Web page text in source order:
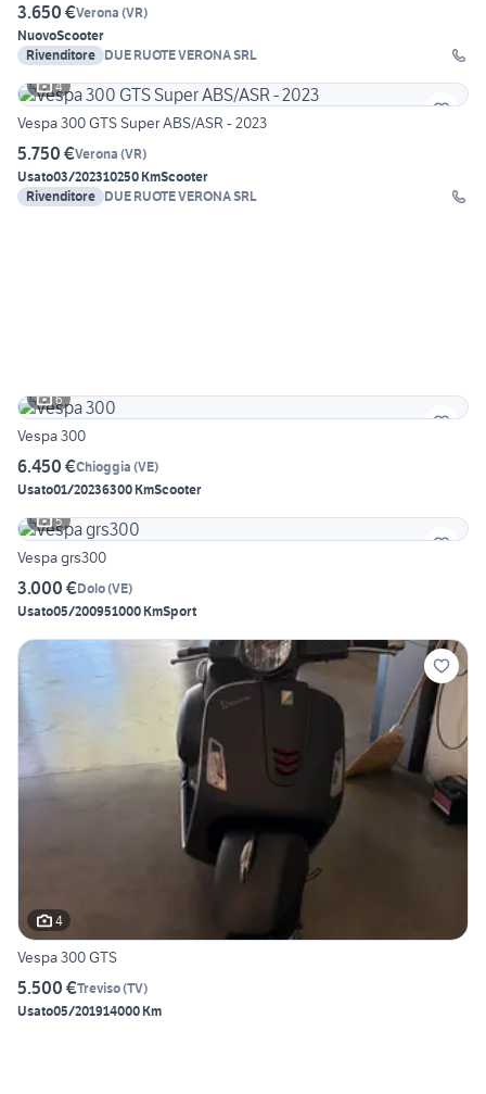
3.650 €Verona (VR)
NuovoScooter
Rivenditore DUE RUOTE VERONA SRL
4
Vespa 300 GTS Super ABS/ASR - 2023
5.750 €Verona (VR)
Usato03/202310250 KmScooter
Rivenditore DUE RUOTE VERONA SRL
6
Vespa 300
6.450 €Chioggia (VE)
Usato01/20236300 KmScooter
5
Vespa grs300
3.000 €Dolo(VE)
Usato05/200951000 KmSport
4
Vespa 300 GTS
5.500 €Treviso(TV)
Usato05/201914000 Km